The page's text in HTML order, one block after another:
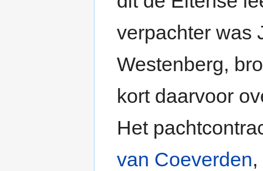
verpachter was
Westenberg,
kort daarvoor
Het
van Coeverden,